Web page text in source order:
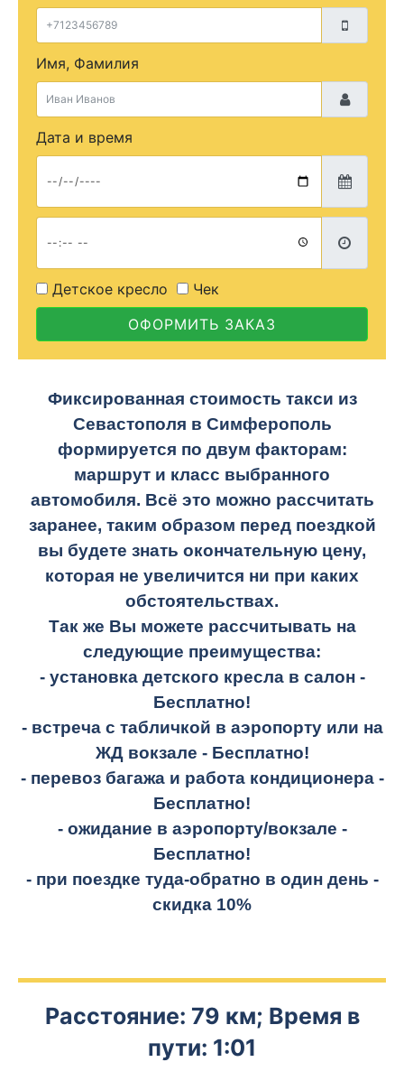
Имя, Фамилия
Дата и время
Детское кресло
Чек
ОФОРМИТЬ ЗАКАЗ
Фиксированная стоимость такси из
Севастополя в Симферополь
формируется по двум факторам:
маршрут и класс выбранного
автомобиля. Всё это можно рассчитать
заранее, таким образом перед поездкой
вы будете знать окончательную цену,
которая не увеличится ни при каких
обстоятельствах.
Так же Вы можете рассчитывать на
следующие преимущества:
- установка детского кресла в салон -
Бесплатно!
- встреча с табличкой в аэропорту или на
ЖД вокзале - Бесплатно!
- перевоз багажа и работа кондиционера -
Бесплатно!
- ожидание в аэропорту/вокзале -
Бесплатно!
- при поездке туда-обратно в один день -
скидка 10%
Расстояние: 79 км; Время в
пути: 1:01